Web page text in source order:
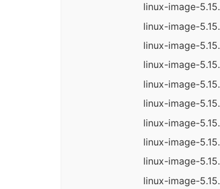
linux-image-
linux-image-
linux-image-
linux-image-
linux-image-
linux-image-
linux-image-
linux-image-
linux-image-
linux-image-